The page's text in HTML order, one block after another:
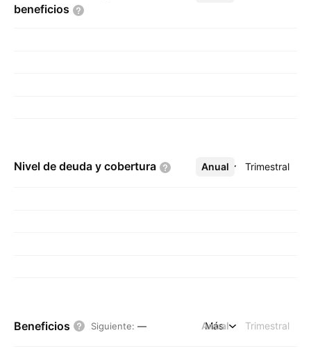
beneficios
Nivel de deuda y cobertura Anual Trimestral
Más
Beneficios Siguiente: — Anual Trimestral
Más